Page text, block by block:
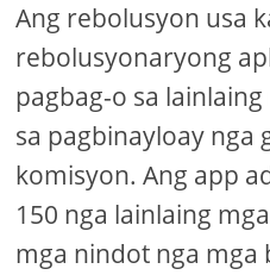
Ang rebolusyon usa
rebolusyonaryong
pagbag-o sa
sa pagbinayloay nga
komisyon. Ang app
150 nga lainlaing
mga nindot nga mga